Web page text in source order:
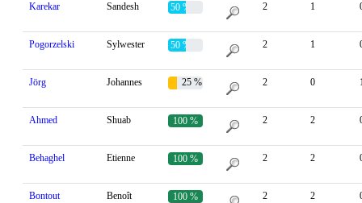
Karekar Sandesh 50 % 2 1
Pogorzelski Sylwester 50 % 2 1
Jörg Johannes 25 % 2 0
Ahmed Shuab 100 % 2 2
Behaghel Etienne 100 % 2 2
Bontout Benoît 100 % 2 2